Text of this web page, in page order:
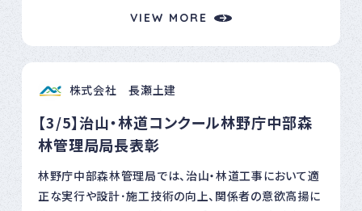
では①防災協力活動部門の感謝状を署長からいただき
や地域振興に寄与してまいりたいと思います。
VIEW MORE
株式会社 長瀬土建
【3/5】治山・林道コンクール林野庁中部森
林管理局局長表彰
林野庁中部森林管理局では、治山・林道工事において適
正な実行や設計･施工技術の向上、関係者の意欲高揚に